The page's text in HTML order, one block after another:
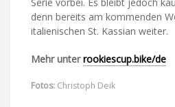
denn bereits am kommenden
italienischen St. Kassian weiter.
Mehr unterrookiescup.bike/de
Fotos: Christoph Deik